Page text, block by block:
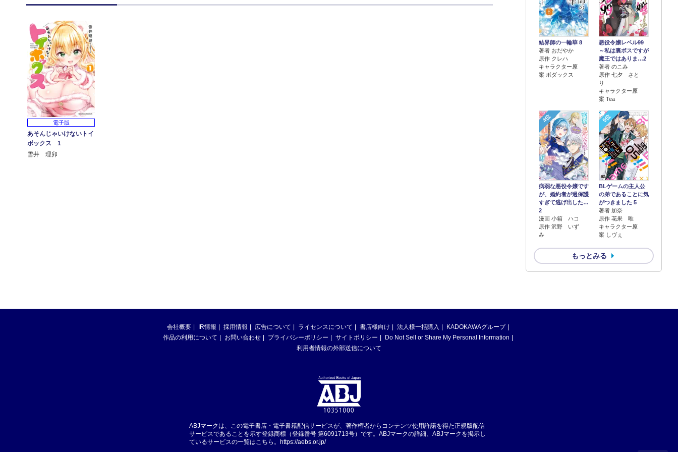
結界師の一輪華 8
著者 おだやか
原作 クレハ
キャラクター原
案 ボダックス
悪役令嬢レベル99
～私は裏ボスですが
魔王ではありま…2
著者 のこみ
原作 七夕 さと
り
キャラクター原
案 Tea
4位
病弱な悪役令嬢です
が、婚約者が過保護
すぎて逃げ出した…
2
漫画 小箱 ハコ
原作 沢野 いず
み
5位
BLゲームの主人公
の弟であることに気
がつきました 5
著者 加奈
原作 花果 唯
キャラクター原
案 しヴぇ
もっとみる
電子版
あそんじゃいけないトイ
ボックス 1
雪井 理卯
会社概要 IR情報 採用情報 広告について ライセンスについて 書店様向け 法人様一括購入
KADOKAWAグループ
作品の利用について
お問い合わせ プライバシーポリシー サイトポリシー
Do Not Sell or Share My Personal Information
利用者情報の外部送信について
ABJマークは、この電子書店・電子書籍配信サービスが、著作権者からコンテンツ使用許諾を得た正規版配信
サービスであることを示す登録商標（登録番号 第6091713号）です。ABJマークの詳細、ABJマークを掲示し
ているサービスの一覧はこちら。 https://aebs.or.jp/